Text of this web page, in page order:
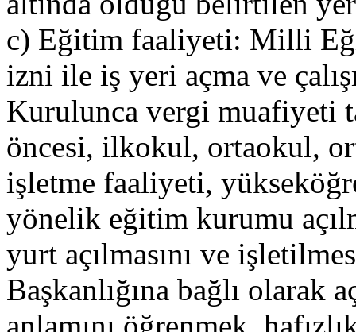
c) Eğitim faaliyeti: Milli
izni ile iş yeri açma ve
Kurulunca vergi muafiyeti
öncesi, ilkokul, ortaokul,
işletme faaliyeti,
yönelik eğitim kurumu
yurt açılmasını ve
Başkanlığına bağlı olarak